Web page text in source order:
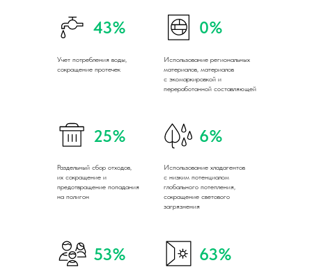
25%
43% 0%
Учет потребления воды,
сокращение протечек
Использование региональных
материалов, материалов
с экомаркировкой и
переработанной составляющей
Раздельный сбор отходов,
их сокращение и
предотвращение попадания
на полигон
Использование хладагентов
с низким потенциалом
глобального потепления,
сокращение светового
загрязнения
6%
53% 63%